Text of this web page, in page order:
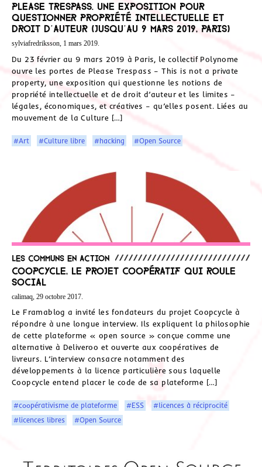
Please Trespass. Une exposition pour
questionner propriété intellectuelle et
droit d’auteur (Jusqu’au 9 mars 2019, Paris)
sylviafredriksson, 1 mars 2019.
Du 23 février au 9 mars 2019 à Paris, le collectif Polynome
ouvre les portes de Please Trespass – This is not a private
property, une exposition qui questionne les notions de
propriété intellectuelle et de droit d’auteur et les limites –
légales, économiques, et créatives – qu’elles posent. Liées au
mouvement de la Culture […]
#Art #Culture libre #hacking #Open Source
Les communs en action
CoopCycle, le projet coopératif qui roule
social
calimaq, 29 octobre 2017.
Le Framablog a invité les fondateurs du projet Coopcycle à
répondre à une longue interview. Ils expliquent la philosophie
de cette plateforme « open source » conçue comme une
alternative à Deliveroo et ouverte aux coopératives de
livreurs. L’interview consacre notamment des
développements à la licence particulière sous laquelle
Coopcycle entend placer le code de sa plateforme […]
#coopérativisme de plateforme #ESS
#licences à réciprocité
#licences libres
#Open Source